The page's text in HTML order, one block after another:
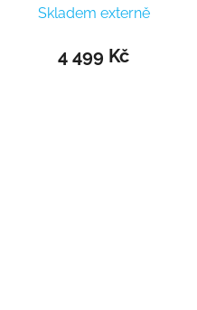
Skladem externě
4 499 Kč